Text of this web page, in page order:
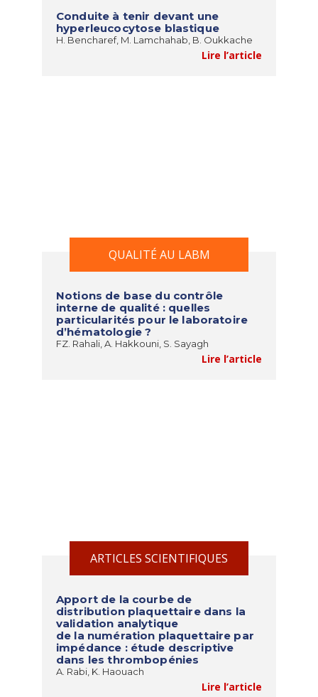
Conduite à tenir devant une
hyperleucocytose blastique
H. Bencharef, M. Lamchahab, B. Oukkache
Lire l’article
QUALITÉ AU LABM
Notions de base du contrôle
interne de qualité : quelles
particularités pour le laboratoire
d’hématologie ?
FZ. Rahali, A. Hakkouni, S. Sayagh
Lire l’article
ARTICLES SCIENTIFIQUES
Apport de la courbe de
distribution plaquettaire dans la
validation analytique
de la numération plaquettaire par
impédance : étude descriptive
dans les thrombopénies
A. Rabi, K. Haouach
Lire l’article